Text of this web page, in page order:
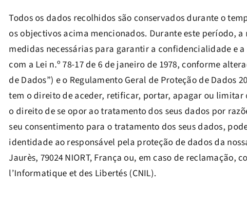
Todos os dados recolhidos são conservados durante o
os objectivos acima mencionados. Durante este período,
medidas necessárias para garantir a confidencialidade e
com a Lei n.º 78-17 de 6 de janeiro de 1978, conforme
de Dados”) e o Regulamento Geral de Proteção de Dados
tem o direito de aceder, retificar, portar, apagar ou limitar
o direito de se opor ao tratamento dos seus dados por
seu consentimento para o tratamento dos seus dados,
identidade ao responsável pela proteção de dados da
Jaurès, 79024 NIORT, França ou, em caso de reclamação,
l’Informatique et des Libertés (CNIL).